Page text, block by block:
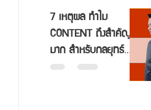
7 เหตุผล ทำไม
CONTENT ถึงสำคัญ
มาก สำหรับกลยุทธ์
การตลาดออนไลน์